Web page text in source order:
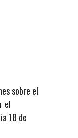
sobre el
el
18 de